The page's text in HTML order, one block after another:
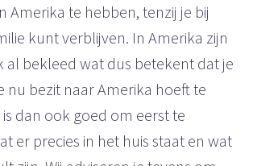
Amerika te hebben, tenzij je bij
kunt verblijven. In Amerika zijn
al bekleed wat dus betekent dat je
nu bezit naar Amerika hoeft te
dan ook goed om eerst te
er precies in het huis staat en wat